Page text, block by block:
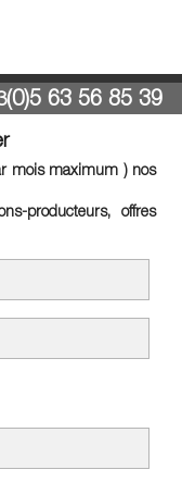
(0)5 63 56 85 39
mois maximum ) nos
producteurs, offres